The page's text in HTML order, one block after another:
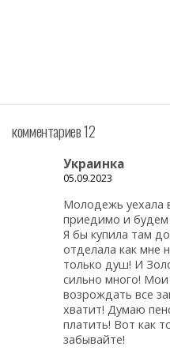
комментариев 12
Украинка
05.09.2023
Молодежь уехала
приедимо и будем
Я бы купила там
отделала как мне
только душ! И
сильно много!
возрождать все
хватит! Думаю
платить! Вот как
забывайте!